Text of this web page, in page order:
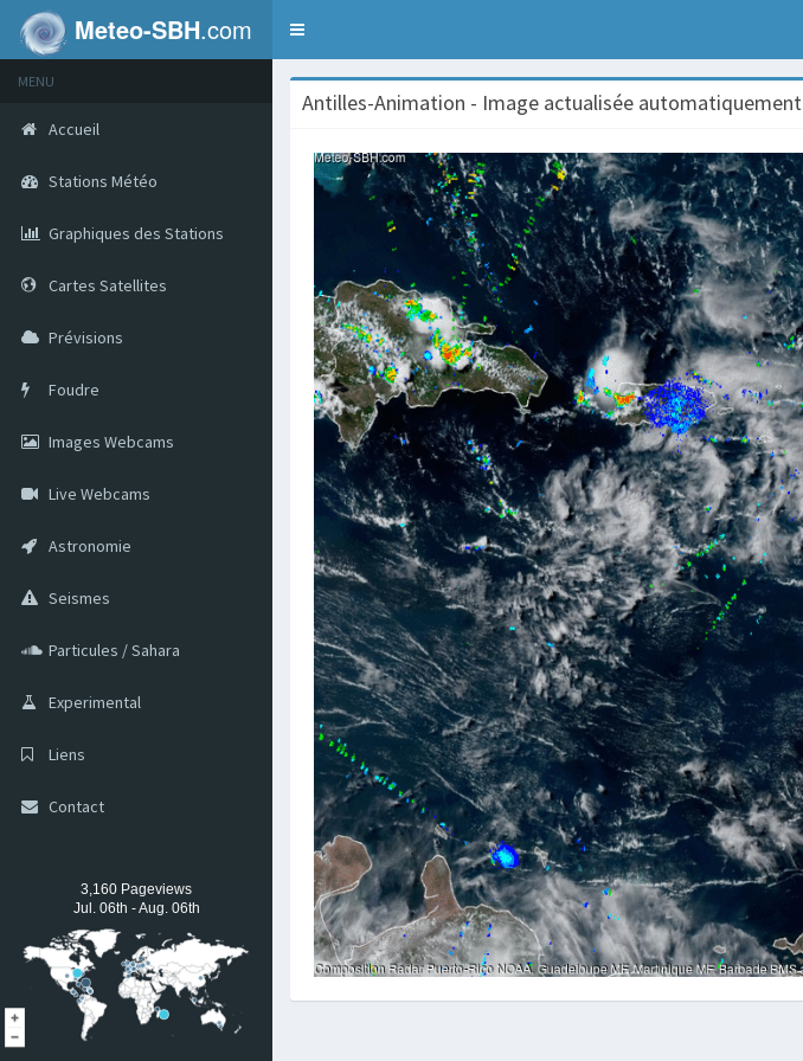
Meteo-SBH.com
Toggle
MENU
Accueil
Stations Météo
Graphiques des Stations
Cartes Satellites
Prévisions
Foudre
Images Webcams
Live Webcams
Astronomie
Seismes
Particules / Sahara
Experimental
Liens
Contact
3,160 Pageviews
Jul. 06th - Aug. 06th
Antilles-Animation - Image actualisée automatiquement